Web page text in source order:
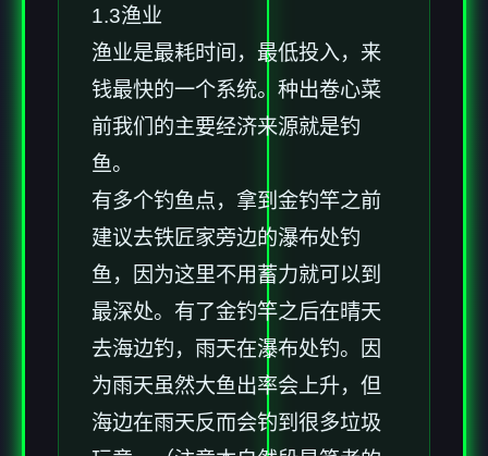
1.3渔业
渔业是最耗时间，最低投入，来
钱最快的一个系统。种出卷心菜
前我们的主要经济来源就是钓
鱼。
有多个钓鱼点，拿到金钓竿之前
建议去铁匠家旁边的瀑布处钓
鱼，因为这里不用蓄力就可以到
最深处。有了金钓竿之后在晴天
去海边钓，雨天在瀑布处钓。因
为雨天虽然大鱼出率会上升，但
海边在雨天反而会钓到很多垃圾